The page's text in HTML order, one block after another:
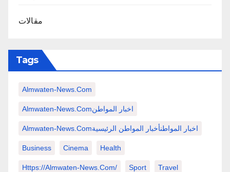
مقالات
Tags
Almwaten-News.com
Almwaten-News.comاخبار المواطن
Almwaten-News.comاخبار المواطنأخبار المواطن الرئيسية
Business Cinema Health
Https://almwaten-News.com/ Sport Travel